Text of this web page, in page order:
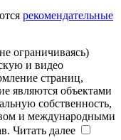
рекомендательные
ограничиваясь)
и видео
страниц,
являются объектами
собственность,
и международными
Читать далее